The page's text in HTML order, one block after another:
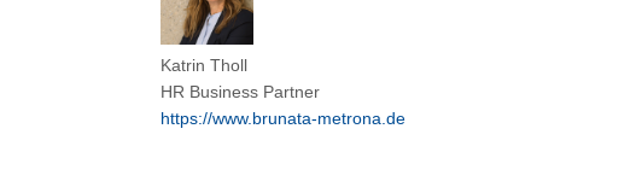
Katrin Tholl
HR Business Partner
https://www.brunata-metrona.de